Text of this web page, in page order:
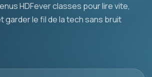
HDFever classes pour lire vite,
garder le fil de la tech sans bruit